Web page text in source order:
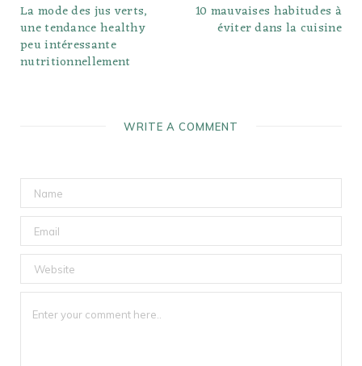
La mode des jus verts,
une tendance healthy
peu intéressante
nutritionnellement
10 mauvaises habitudes à
éviter dans la cuisine
WRITE A COMMENT